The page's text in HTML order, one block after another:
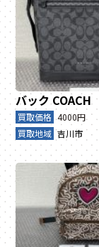
バック COACH
買取価格 4000円
買取地域 吉川市